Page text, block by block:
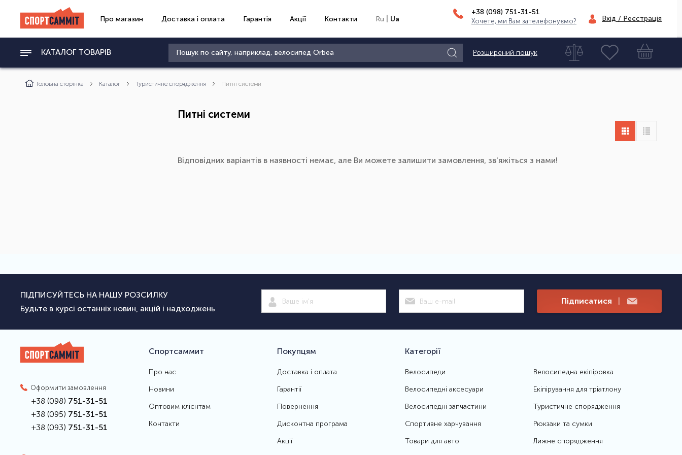
Про магазин Доставка і оплата Гарантія Акції Контакти Ru Ua
+38 (098) 751-31-51
Хочете, ми Вам зателефонуємо? Вхід / Реєстрація
КАТАЛОГ ТОВАРІВ Розширений пошук
Головна сторінка Каталог Туристичне спорядження Питні системи
Питні системи
Відповідних варіантів в наявності немає, але Ви можете залишити замовлення, зв'яжіться з нами!
ПІДПИСУЙТЕСЬ НА НАШУ РОЗСИЛКУ
Будьте в курсі останніх новин, акцій і надходжень
Підписатися |
Оформити замовлення
+38 (098) 751-31-51
+38 (095) 751-31-51
+38 (093) 751-31-51
Спортсаммит
Про нас
Новини
Оптовим клієнтам
Контакти
Покупцям
Доставка і оплата
Гарантії
Повернення
Дисконтна програма
Акції
Категорії
Велосипеди
Велосипедні аксесуари
Велосипедні запчастини
Спортивне харчування
Товари для авто
Велосипедна екіпіровка
Екіпірування для тріатлону
Туристичне спорядження
Рюкзаки та сумки
Лижне спорядження